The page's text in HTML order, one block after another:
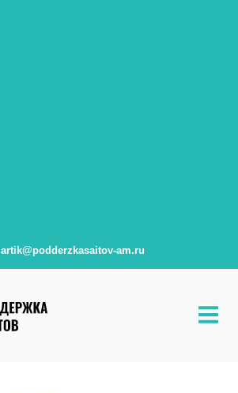
artik@podderzkasaitov-am.ru